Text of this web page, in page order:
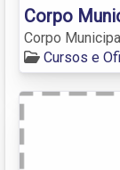
Corpo
Corpo
Cursos e